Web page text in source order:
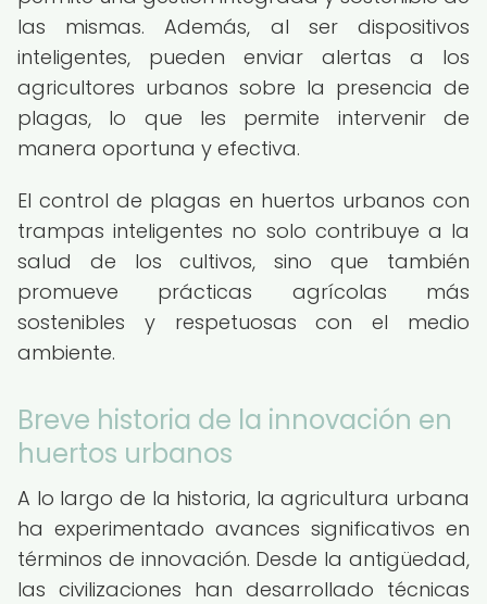
las mismas. Además, al ser dispositivos
inteligentes, pueden enviar alertas a los
agricultores urbanos sobre la presencia de
plagas, lo que les permite intervenir de
manera oportuna y efectiva.
El control de plagas en huertos urbanos con
trampas inteligentes no solo contribuye a la
salud de los cultivos, sino que también
promueve prácticas agrícolas más
sostenibles y respetuosas con el medio
ambiente.
Breve historia de la innovación en
huertos urbanos
A lo largo de la historia, la agricultura urbana
ha experimentado avances significativos en
términos de innovación. Desde la antigüedad,
las civilizaciones han desarrollado técnicas